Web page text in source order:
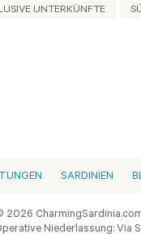
UNTERKÜNFTE
SARDINIEN
2026
Niederlassung: Via